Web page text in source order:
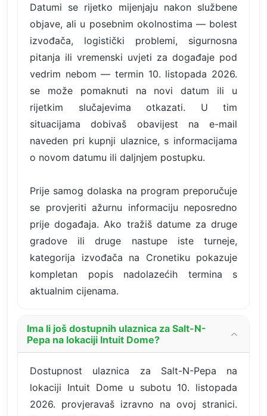
Datumi se rijetko mijenjaju nakon službene
objave, ali u posebnim okolnostima — bolest
izvođača, logistički problemi, sigurnosna
pitanja ili vremenski uvjeti za događaje pod
vedrim nebom — termin 10. listopada 2026.
se može pomaknuti na novi datum ili u
rijetkim slučajevima otkazati. U tim
situacijama dobivaš obavijest na e-mail
naveden pri kupnji ulaznice, s informacijama
o novom datumu ili daljnjem postupku.
Prije samog dolaska na program preporučuje
se provjeriti ažurnu informaciju neposredno
prije događaja. Ako tražiš datume za druge
gradove ili druge nastupe iste turneje,
kategorija izvođača na Cronetiku pokazuje
kompletan popis nadolazećih termina s
aktualnim cijenama.
Ima li još dostupnih ulaznica za Salt-N-
Pepa na lokaciji Intuit Dome?
Dostupnost ulaznica za Salt-N-Pepa na
lokaciji Intuit Dome u subotu 10. listopada
2026. provjeravaš izravno na ovoj stranici.